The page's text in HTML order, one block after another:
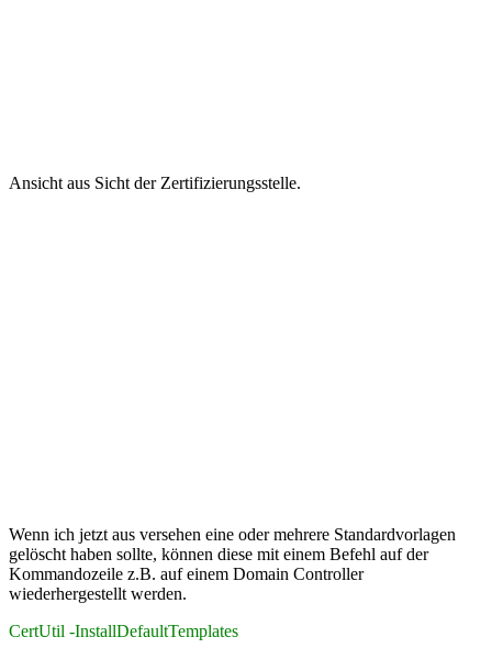
Ansicht aus Sicht der Zertifizierungsstelle.
Wenn ich jetzt aus versehen eine oder mehrere Standardvorlagen
gelöscht haben sollte, können diese mit einem Befehl auf der
Kommandozeile z.B. auf einem Domain Controller
wiederhergestellt werden.
CertUtil -InstallDefaultTemplates